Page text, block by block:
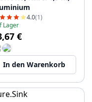
4.0(1)
Lager
€
In den Warenkorb